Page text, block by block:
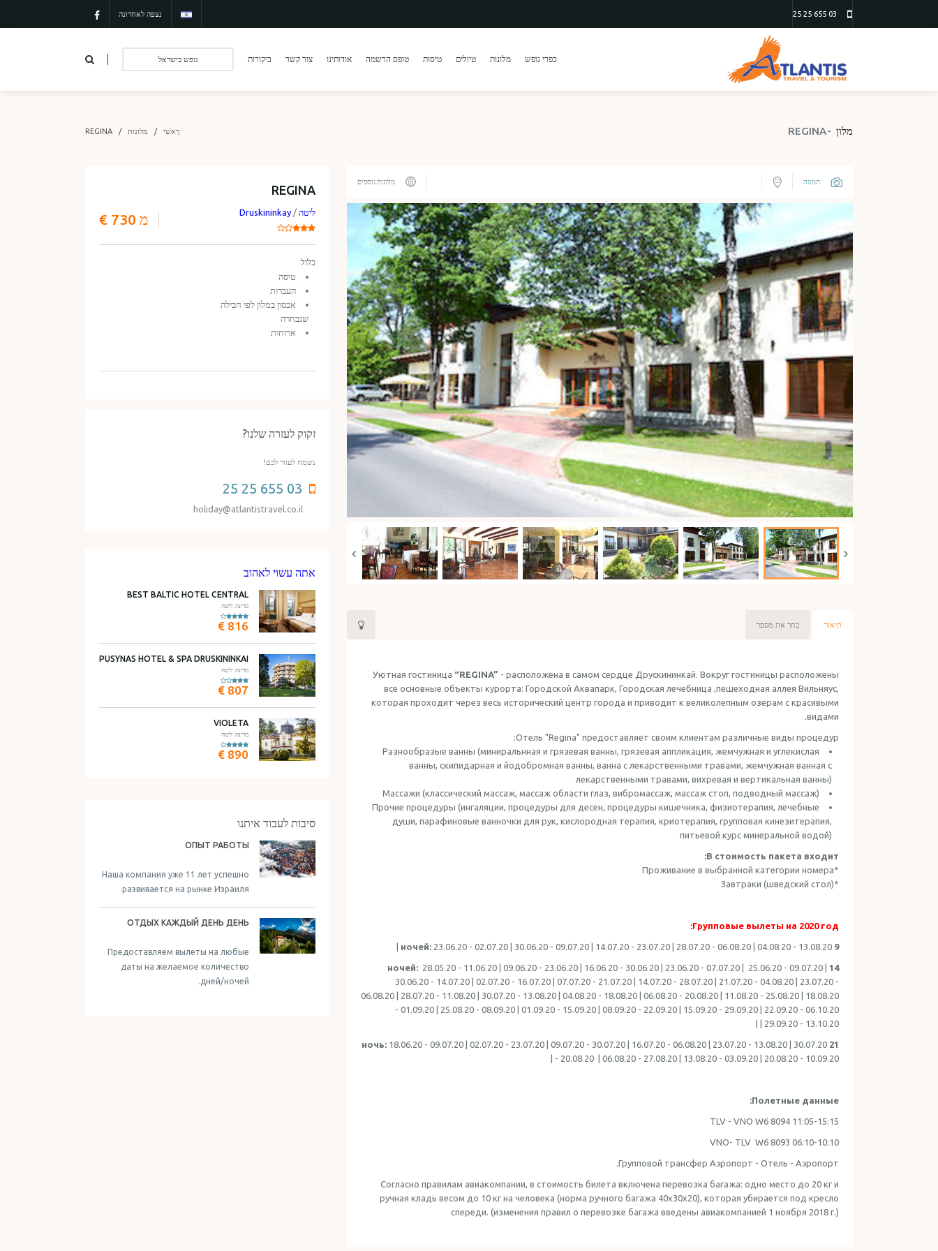
03 655 25 25 נצפה לאחרונה
כפרי נופש מלונות טיולים טיסות טופס הרשמה אודותינו צור קשר ביקורות נופש בישראל
מלון REGINA רָאשִׁי מלונות REGINA
תמונה מלונות נוספים
תיאור בחר את מספר
Уютная гостиница “REGINA” - расположена в самом сердце Друскининкай. Вокруг гостиницы расположены
все основные объекты курорта: Городской Аквапарк, Городская лечебница ,пешеходная аллея Вильняус,
которая проходит через весь исторический центр города и приводит к великолепным озерам с красивыми
видами.
Отель "Regina" предоставляет своим клиентам различные виды процедур:
Разнообразые ванны (миниральнная и грязевая ванны, грязевая аппликация, жемчужная и углекислая
ванны, скипидарная и йодобромная ванны, ванна с лекарственными травами, жемчужная ванная с
лекарственными травами, вихревая и вертикальная ванны)
Массажи (классический массаж, массаж области глаз, вибромассаж, массаж стоп, подводный массаж)
Прочие процедуры (ингаляции, процедуры для десен, процедуры кишечника, физиотерапия, лечебные
души, парафиновые ванночки для рук, кислородная терапия, криотерапия, групповая кинезитерапия,
питьевой курс минеральной водой)
В стоимость пакета входит:
*Проживание в выбранной категории номера
*Завтраки (шведский стол)
Групповые вылеты на 2020 год:
9 ночей:
23.06.20 - 02.07.20 | 30.06.20 - 09.07.20 | 14.07.20 - 23.07.20 | 28.07.20 - 06.08.20 | 04.08.20 - 13.08.20 |
14 ночей:
28.05.20 - 11.06.20 | 09.06.20 - 23.06.20 | 16.06.20 - 30.06.20 | 23.06.20 - 07.07.20 | 25.06.20 - 09.07.20 |
30.06.20 - 14.07.20 | 02.07.20 - 16.07.20 | 07.07.20 - 21.07.20 | 14.07.20 - 28.07.20 | 21.07.20 - 04.08.20 | 23.07.20 -
06.08.20 | 28.07.20 - 11.08.20 | 30.07.20 - 13.08.20 | 04.08.20 - 18.08.20 | 06.08.20 - 20.08.20 | 11.08.20 - 25.08.20 | 18.08.20
- 01.09.20 | 25.08.20 - 08.09.20 | 01.09.20 - 15.09.20 | 08.09.20 - 22.09.20 | 15.09.20 - 29.09.20 | 22.09.20 - 06.10.20
| 29.09.20 - 13.10.20 |
21 ночь:
18.06.20 - 09.07.20 | 02.07.20 - 23.07.20 | 09.07.20 - 30.07.20 | 16.07.20 - 06.08.20 | 23.07.20 - 13.08.20 | 30.07.20
- 20.08.20 | 06.08.20 - 27.08.20 | 13.08.20 - 03.09.20 | 20.08.20 - 10.09.20 |
Полетные данные:
TLV - VNO W6 8094 11:05-15:15
VNO- TLV W6 8093 06:10-10:10
Групповой трансфер Аэропорт - Отель - Аэропорт.
Согласно правилам авиакомпании, в стоимость билета включена перевозка багажа: одно место до 20 кг и
ручная кладь весом до 10 кг на человека (норма ручного багажа 40x30x20), которая убирается под кресло
спереди. (изменения правил о перевозке багажа введены авиакомпанией 1 ноября 2018 г.)
REGINA
ליטה /
Druskininkay מ 730 €
כלול
טיסה
העברות
אכסון במלון לפי חבילה
שנבחרה
ארוחות
זקוק לעזרה שלנו?
נשמח לעזור לכם!
03 655 25 25
holiday@atlantistravel.co.il
אתה עשוי לאהוב
BEST BALTIC HOTEL CENTRAL
מדינה: ליטה
816 €
PUSYNAS HOTEL & SPA DRUSKININKAI
מדינה: ליטה
807 €
VIOLETA
מדינה: ליטה
890 €
סיבות לעבוד איתנו
ОПЫТ РАБОТЫ
Наша компания уже 11 лет успешно
развивается на рынке Израиля.
ОТДЫХ КАЖДЫЙ ДЕНЬ ДЕНЬ
Предоставляем вылеты на любые
даты на желаемое количество
дней/ночей.